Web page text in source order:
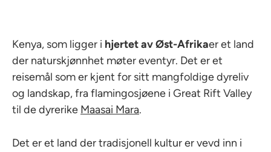
Kenya, som ligger i hjertet av Øst-Afrikaer et land
der naturskjønnhet møter eventyr. Det er et
reisemål som er kjent for sitt mangfoldige dyreliv
og landskap, fra flamingosjøene i Great Rift Valley
til de dyrerike Maasai Mara.
Det er et land der tradisjonell kultur er vevd inn i